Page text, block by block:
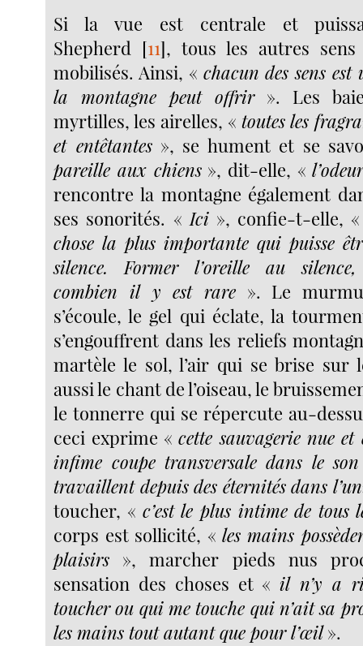
Si la vue est centrale et
Shepherd [11], tous les autres sens
mobilisés. Ainsi, « chacun des sens est
la montagne peut offrir». Les
myrtilles, les airelles, « toutes les
et entêtantes», se hument et se
pareille aux chiens», dit-elle, «
rencontre la montagne également
ses sonorités. «Ici», confie-t-elle,
chose la plus importante qui puisse
silence. Former l’oreille au
combien il y est rare». Le
s’écoule, le gel qui éclate, la
s’engouffrent dans les reliefs
martèle le sol, l’air qui se brise sur
aussi le chant de l’oiseau, le
le tonnerre qui se répercute au-
ceci exprime «cette sauvagerie nue et
infime coupe transversale dans le
travaillent depuis des éternités dans
toucher, « c’est le plus intime de tous
corps est sollicité, « les mains
plaisirs », marcher pieds nus
sensation des choses et «il n’y a
toucher ou qui me touche qui n’ait sa
les mains tout autant que pour l’œil».